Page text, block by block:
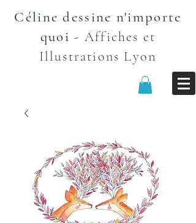
Céline dessine n'importe
quoi - Affiches et
Illustrations Lyon